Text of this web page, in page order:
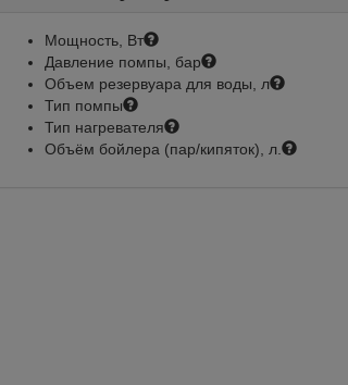
Мощность, Вт
Давление помпы, бар
Объем резервуара для воды, л
Тип помпы
Тип нагревателя
Объём бойлера (пар/кипяток), л.